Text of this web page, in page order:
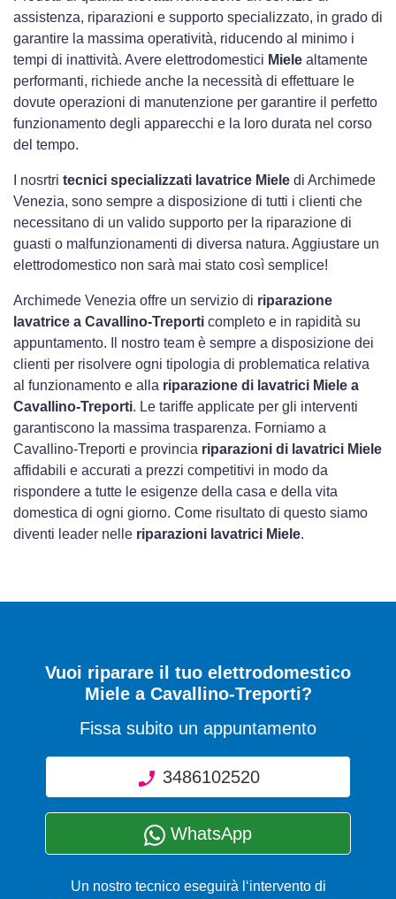
assistenza, riparazioni e supporto specializzato, in grado di
garantire la massima operatività, riducendo al minimo i
tempi di inattività. Avere elettrodomestici Miele altamente
performanti, richiede anche la necessità di effettuare le
dovute operazioni di manutenzione per garantire il perfetto
funzionamento degli apparecchi e la loro durata nel corso
del tempo.
I nosrtri tecnici specializzati lavatrice Miele di Archimede
Venezia, sono sempre a disposizione di tutti i clienti che
necessitano di un valido supporto per la riparazione di
guasti o malfunzionamenti di diversa natura. Aggiustare un
elettrodomestico non sarà mai stato così semplice!
Archimede Venezia offre un servizio di riparazione
lavatrice a Cavallino-Treporti completo e in rapidità su
appuntamento. Il nostro team è sempre a disposizione dei
clienti per risolvere ogni tipologia di problematica relativa
al funzionamento e alla riparazione di lavatrici Miele a
Cavallino-Treporti. Le tariffe applicate per gli interventi
garantiscono la massima trasparenza. Forniamo a
Cavallino-Treporti e provincia riparazioni di lavatrici Miele
affidabili e accurati a prezzi competitivi in modo da
rispondere a tutte le esigenze della casa e della vita
domestica di ogni giorno. Come risultato di questo siamo
diventi leader nelle riparazioni lavatrici Miele.
Vuoi riparare il tuo elettrodomestico
Miele a Cavallino-Treporti?
Fissa subito un appuntamento
3486102520
WhatsApp
Un nostro tecnico eseguirà l‘intervento di